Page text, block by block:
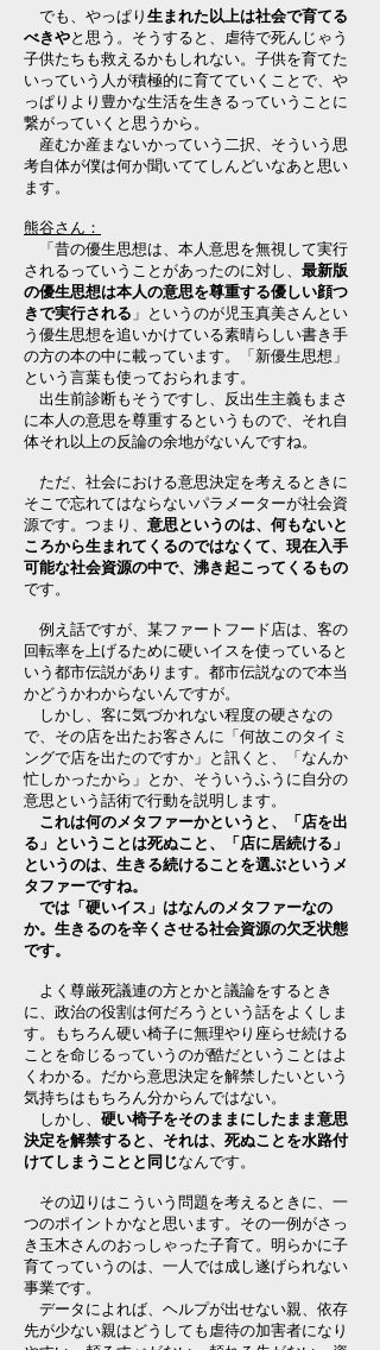
でも、やっぱり生まれた以上は社会で育てる
べきやと思う。そうすると、虐待で死んじゃう
子供たちも救えるかもしれない。子供を育てた
いっていう人が積極的に育てていくことで、や
っぱりより豊かな生活を生きるっていうことに
繋がっていくと思うから。
産むか産まないかっていう二択、そういう思
考自体が僕は何か聞いててしんどいなあと思い
ます。
熊谷さん：
「昔の優生思想は、本人意思を無視して実行
されるっていうことがあったのに対し、 最新版
の優生思想は本人の意思を尊重する優しい顔つ
きで実行される」というのが児玉真美さんとい
う優生思想を追いかけている素晴らしい書き手
の方の本の中に載っています。「新優生思想」
という言葉も使っておられます。
出生前診断もそうですし、反出生主義もまさ
に本人の意思を尊重するというもので、それ自
体それ以上の反論の余地がないんですね。
ただ、社会における意思決定を考えるときに
そこで忘れてはならないパラメーターが社会資
源です。つまり、 意思というのは、何もないと
ころから生まれてくるのではなくて、現在入手
可能な社会資源の中で、沸き起こってくるもの
です。
例え話ですが、某ファートフード店は、客の
回転率を上げるために硬いイスを使っていると
いう都市伝説があります。都市伝説なので本当
かどうかわからないんですが。
しかし、客に気づかれない程度の硬さなの
で、その店を出たお客さんに「何故このタイミ
ングで店を出たのですか」と訊くと、「なんか
忙しかったから」とか、そういうふうに自分の
意思という話術で行動を説明します。
これは何のメタファーかというと、「店を出
る」ということは死ぬこと、「店に居続ける」
というのは、生きる続けることを選ぶというメ
タファーですね。
では「硬いイス」はなんのメタファーなの
か。生きるのを辛くさせる社会資源の欠乏状態
です。
よく尊厳死議連の方とかと議論をするとき
に、政治の役割は何だろうという話をよくしま
す。もちろん硬い椅子に無理やり座らせ続ける
ことを命じるっていうのが酷だということはよ
くわかる。だから意思決定を解禁したいという
気持ちはもちろん分からんではない。
しかし、 硬い椅子をそのままにしたまま意思
決定を解禁すると、それは、死ぬことを水路付
けてしまうことと同じなんです。
その辺りはこういう問題を考えるときに、一
つのポイントかなと思います。その一例がさっ
き玉木さんのおっしゃった子育て。明らかに子
育てっていうのは、一人では成し遂げられない
事業です。
データによれば、ヘルプが出せない親、依存
先が少ない親はどうしても虐待の加害者になり